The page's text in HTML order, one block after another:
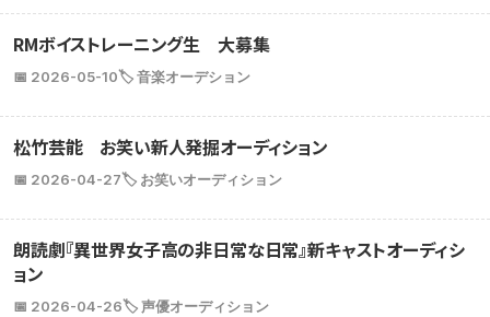
RMボイストレーニング生 大募集
📅 2026-05-10🏷️ 音楽オーデション
松竹芸能 お笑い新人発掘オーディション
📅 2026-04-27🏷️ お笑いオーディション
朗読劇『異世界女子高の非日常な日常』新キャストオーディシ
ョン
📅 2026-04-26🏷️ 声優オーディション